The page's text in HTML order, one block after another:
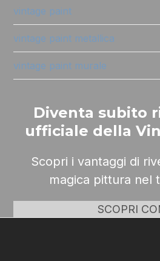
vintage paint
vintage paint metallica
vintage paint murale
Diventa subito
ufficiale della
Scopri i vantaggi di
magica pittura nel
SCOPRI